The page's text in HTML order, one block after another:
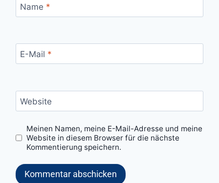
Name *
E-Mail *
Website
Meinen Namen, meine E-Mail-Adresse und meine
Website in diesem Browser für die nächste
Kommentierung speichern.